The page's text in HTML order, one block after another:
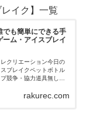
イク】一覧
でも簡単にできる手
ム・アイスブレイ
クリエーション今日の
ブレイクペットボトル
競争・協力道具無し・
無料素材Yo…rakurec.com